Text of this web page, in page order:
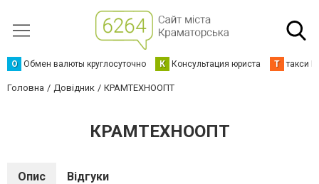
О Обмен валюты круглосуточно К Консультация юриста Т такси
Головна Довідник КРАМТЕХНООПТ
КРАМТЕХНООПТ
Опис Відгуки